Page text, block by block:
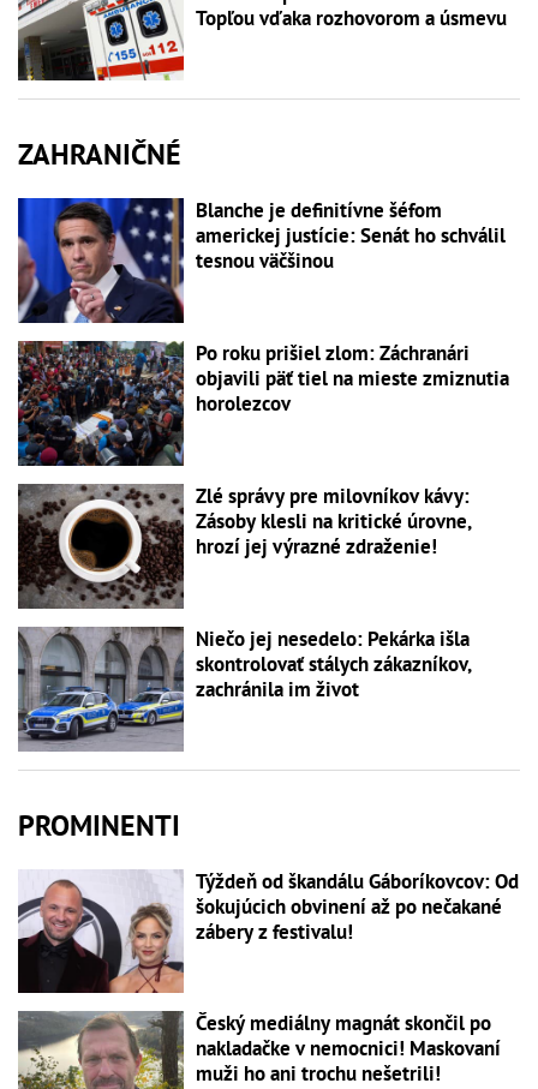
Topľou vďaka rozhovorom a úsmevu
ZAHRANIČNÉ
Blanche je definitívne šéfom
americkej justície: Senát ho schválil
tesnou väčšinou
Po roku prišiel zlom: Záchranári
objavili päť tiel na mieste zmiznutia
horolezcov
Zlé správy pre milovníkov kávy:
Zásoby klesli na kritické úrovne,
hrozí jej výrazné zdraženie!
Niečo jej nesedelo: Pekárka išla
skontrolovať stálych zákazníkov,
zachránila im život
PROMINENTI
Týždeň od škandálu Gáboríkovcov: Od
šokujúcich obvinení až po nečakané
zábery z festivalu!
Český mediálny magnát skončil po
nakladačke v nemocnici! Maskovaní
muži ho ani trochu nešetrili!